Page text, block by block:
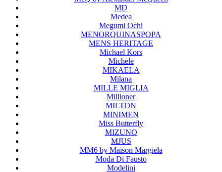
MD
Medea
Megumi Ochi
MENORQUINASPOPA
MENS HERITAGE
Michael Kors
Michele
MIKAELA
Milana
MILLE MIGLIA
Millioner
MILTON
MINIMEN
Miss Butterfly
MIZUNO
MJUS
MM6 by Maison Margiela
Moda Di Fausto
Modelini